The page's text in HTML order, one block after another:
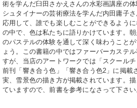
術を学んだ臼田さかえさんの水彩画講座の
シュタイナーの芸術療法を学んだ内田庸子
応用して、誰でも楽しむことができるよう
の中で、色は私たちに語りかけています。
のパステルの体験を通して深く味わうこと
ょう。この書籍の中ではファーバーカステ
すが、当店のアートワークでは「スクールチ
前刊「響き合う色」「響き合う色2」に掲載
実、雪景色の描き方が掲載されています。
ていますので、前書を参考になさって下さい